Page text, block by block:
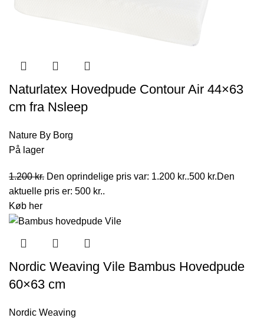
Naturlatex Hovedpude Contour Air 44×63
cm fra Nsleep
Nature By Borg
På lager
1.200kr. Den oprindelige pris var: 1.200 kr..500 kr.Den
aktuelle pris er: 500 kr..
Køb her
Nordic Weaving Vile Bambus Hovedpude
60×63 cm
Nordic Weaving